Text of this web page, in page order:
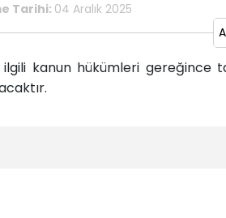
Tarihi: 04 Aralık 2025
A
kanun hükümleri gereğince